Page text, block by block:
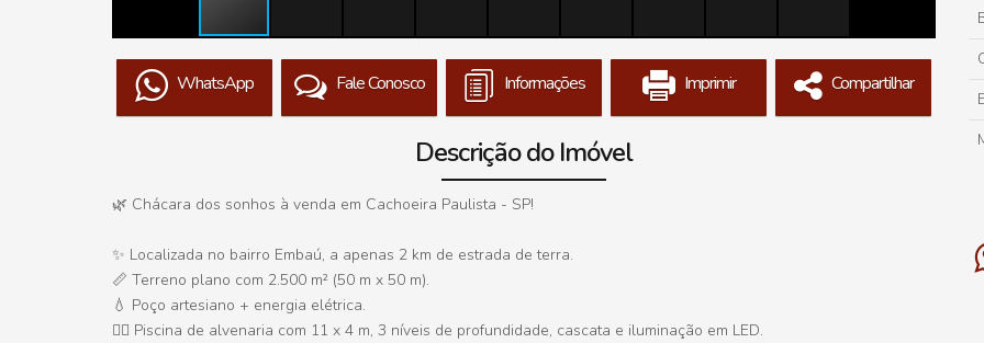
WhatsApp Fale Conosco Informações Imprimir Compartilhar
Descrição do Imóvel
🌿 Chácara dos sonhos à venda em Cachoeira Paulista - SP!
✨ Localizada no bairro Embaú, a apenas 2 km de estrada de terra.
📏 Terreno plano com 2.500 m² (50 m x 50 m).
💧 Poço artesiano + energia elétrica.
🏊‍♂️ Piscina de alvenaria com 11 x 4 m, 3 níveis de profundidade, cascata e iluminação em LED.